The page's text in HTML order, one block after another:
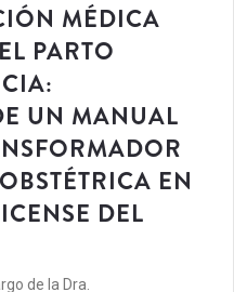
MÉDICA
PARTO
UN MANUAL
EN
DEL
de la Dra.